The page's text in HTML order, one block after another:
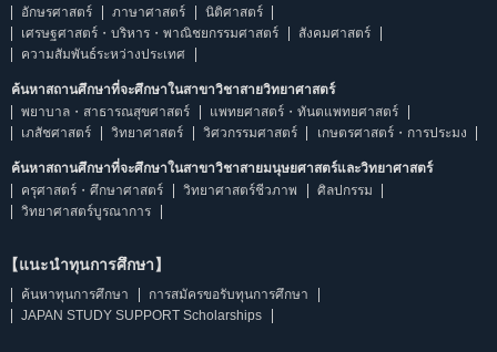
อักษรศาสตร์
ภาษาศาสตร์
นิติศาสตร์
เศรษฐศาสตร์・บริหาร・พาณิชยกรรมศาสตร์
สังคมศาสตร์
ความสัมพันธ์ระหว่างประเทศ
ค้นหาสถานศึกษาที่จะศึกษาในสาขาวิชาสายวิทยาศาสตร์
พยาบาล・สาธารณสุขศาสตร์
แพทยศาสตร์・ทันตแพทยศาสตร์
เภสัชศาสตร์
วิทยาศาสตร์ วิศวกรรมศาสตร์ เกษตรศาสตร์・การประมง
ค้นหาสถานศึกษาที่จะศึกษาในสาขาวิชาสายมนุษยศาสตร์และวิทยาศาสตร์
ครุศาสตร์・ศึกษาศาสตร์
วิทยาศาสตร์ชีวภาพ
ศิลปกรรม
วิทยาศาสตร์บูรณาการ
【แนะนำทุนการศึกษา】
ค้นหาทุนการศึกษา
การสมัครขอรับทุนการศึกษา
JAPAN STUDY SUPPORT Scholarships